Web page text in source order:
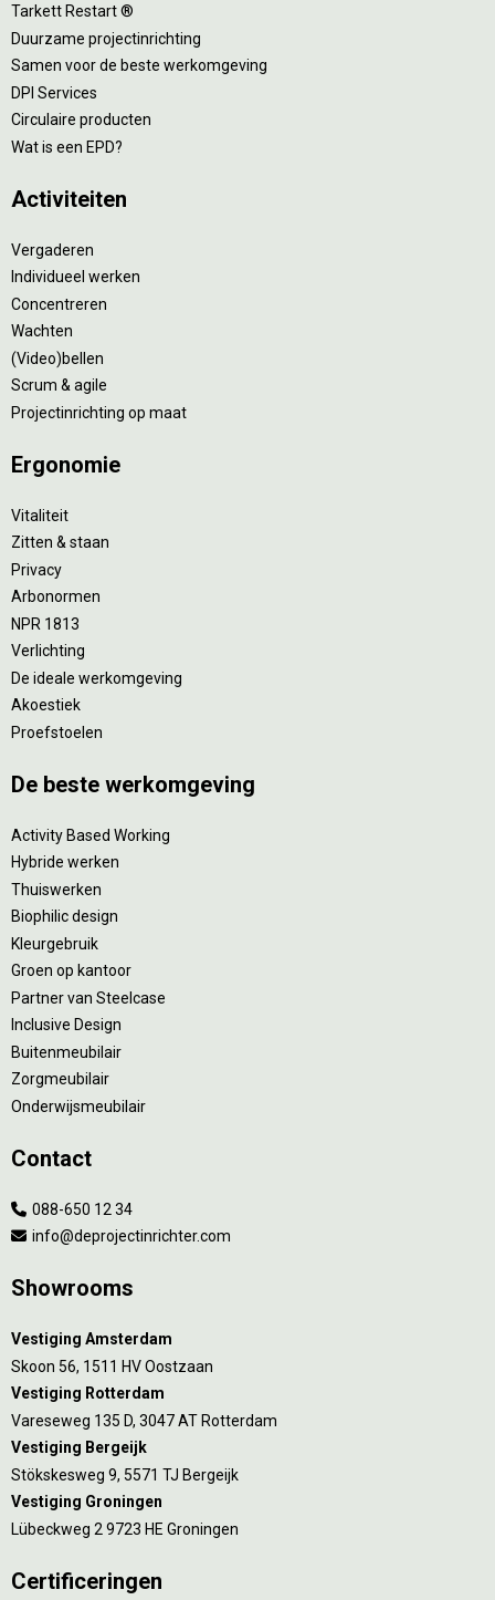
Tarkett Restart ®
Duurzame projectinrichting
Samen voor de beste werkomgeving
DPI Services
Circulaire producten
Wat is een EPD?
Activiteiten
Vergaderen
Individueel werken
Concentreren
Wachten
(Video)bellen
Scrum & agile
Projectinrichting op maat
Ergonomie
Vitaliteit
Zitten & staan
Privacy
Arbonormen
NPR 1813
Verlichting
De ideale werkomgeving
Akoestiek
Proefstoelen
De beste werkomgeving
Activity Based Working
Hybride werken
Thuiswerken
Biophilic design
Kleurgebruik
Groen op kantoor
Partner van Steelcase
Inclusive Design
Buitenmeubilair
Zorgmeubilair
Onderwijsmeubilair
Contact
088-650 12 34
info@deprojectinrichter.com
Showrooms
Vestiging Amsterdam
Skoon 56, 1511 HV Oostzaan
Vestiging Rotterdam
Vareseweg 135 D, 3047 AT Rotterdam
Vestiging Bergeijk
Stökskesweg 9, 5571 TJ Bergeijk
Vestiging Groningen
Lübeckweg 2 9723 HE Groningen
Certificeringen